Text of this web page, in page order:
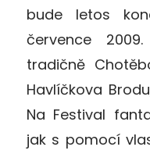
bude letos
července
tradičně
Havlíčkova
Na Festival
jak s pomocí